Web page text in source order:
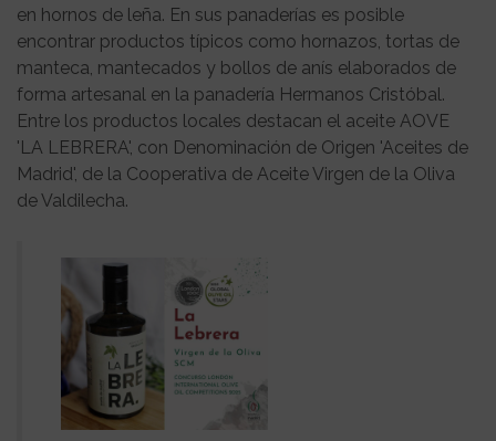
en hornos de leña. En sus panaderías es posible
encontrar productos típicos como hornazos, tortas de
manteca, mantecados y bollos de anís elaborados de
forma artesanal en la panadería Hermanos Cristóbal.
Entre los productos locales destacan el aceite AOVE
'LA LEBRERA', con Denominación de Origen 'Aceites de
Madrid', de la Cooperativa de Aceite Virgen de la Oliva
de Valdilecha.